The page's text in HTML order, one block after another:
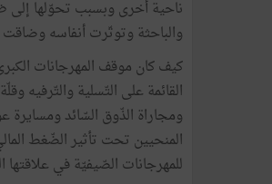
ناحية أخرى وبسبب تحوّلها إلى
والباحثة وتوتّرت أنفاسه وضاقت
كيف كان موقف المهرجانات
القائمة على التّسلية والتّرفيه
ومجاراة الذّوق السّائد
المنحيين تحت تأثير الضّغط
للمهرجانات الصّيفيّة في